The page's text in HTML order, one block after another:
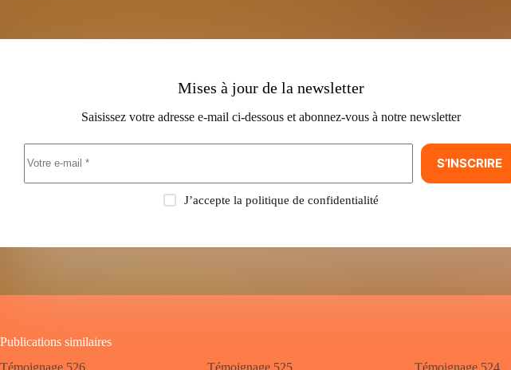
Mises à jour de la newsletter
Saisissez votre adresse e-mail ci-dessous et abonnez-vous à notre newsletter
S’INSCRIRE
J’accepte la politique de confidentialité
Publications similaires